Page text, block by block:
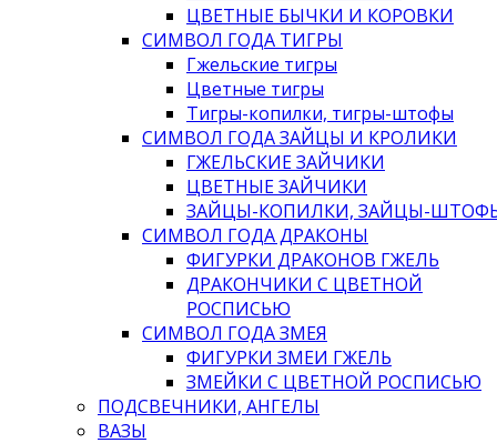
ЦВЕТНЫЕ БЫЧКИ И КОРОВКИ
СИМВОЛ ГОДА ТИГРЫ
Гжельские тигры
Цветные тигры
Тигры-копилки, тигры-штофы
СИМВОЛ ГОДА ЗАЙЦЫ И КРОЛИКИ
ГЖЕЛЬСКИЕ ЗАЙЧИКИ
ЦВЕТНЫЕ ЗАЙЧИКИ
ЗАЙЦЫ-КОПИЛКИ, ЗАЙЦЫ-
СИМВОЛ ГОДА ДРАКОНЫ
ФИГУРКИ ДРАКОНОВ ГЖЕЛЬ
ДРАКОНЧИКИ С ЦВЕТНОЙ
РОСПИСЬЮ
СИМВОЛ ГОДА ЗМЕЯ
ФИГУРКИ ЗМЕИ ГЖЕЛЬ
ЗМЕЙКИ С ЦВЕТНОЙ РОСПИСЬЮ
ПОДСВЕЧНИКИ, АНГЕЛЫ
ВАЗЫ